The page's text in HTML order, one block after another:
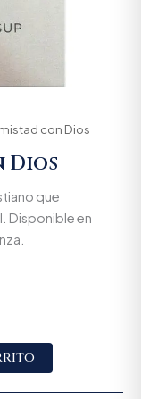
con Dios
Dios
que
Disponible en